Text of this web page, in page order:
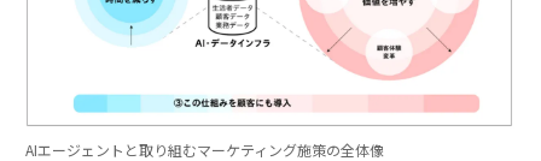
AIエージェントと取り組むマーケティング施策の全体像